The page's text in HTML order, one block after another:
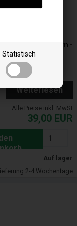
Statistisch
flexibel 30 mm -
Weiterlesen
Alle Preise inkl. MwSt
39,00 EUR
Auf lager
2-4 Wochentage